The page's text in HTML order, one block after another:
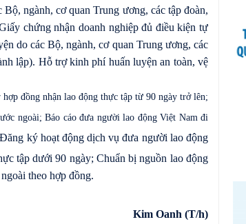
ngành, cơ quan Trung ương, các tập đoàn,
chứng nhận doanh nghiệp đủ điều kiện tự
do các Bộ, ngành, cơ quan Trung ương, các
lập). Hỗ trợ kinh phí huấn luyện an toàn, vệ
đồng nhận lao động thực tập từ 90 ngày trở lên;
ngoài; Báo cáo đưa người lao động Việt Nam đi
Đăng ký hoạt động dịch vụ đưa người lao động
tập dưới 90 ngày; Chuẩn bị nguồn lao động
theo hợp đồng.
Kim Oanh (T/h)